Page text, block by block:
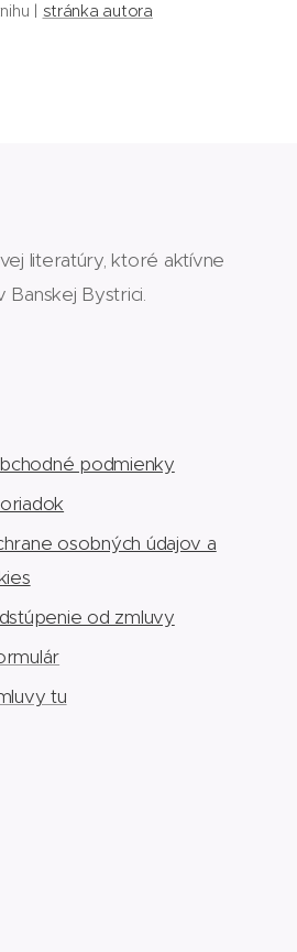
| stránka autora
literatúry, ktoré aktívne
Banskej Bystrici.
podmienky
osobných údajov a
od zmluvy
tu